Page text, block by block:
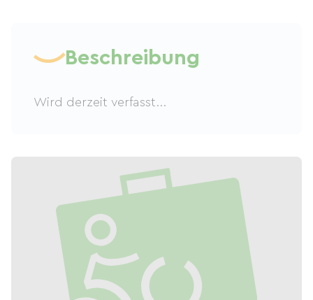
Beschreibung
Wird derzeit verfasst...